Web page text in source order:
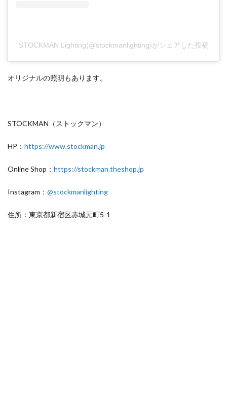
STOCKMAN Lighting(@stockmanlighting)がシェアした投稿
オリジナルの照明もあります。
STOCKMAN（ストックマン）
HP： https://www.stockman.jp
Online Shop： https://stockman.theshop.jp
Instagram： @stockmanlighting
住所：東京都新宿区赤城元町5-1